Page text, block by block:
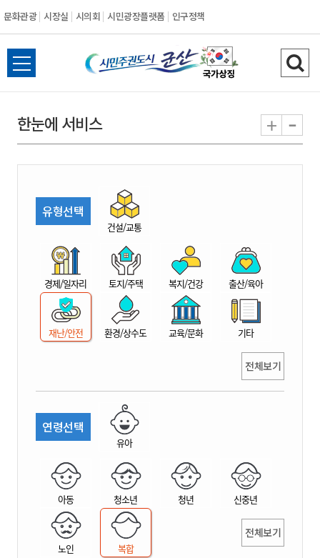
문화관광 시장실 시의회 시민광장플랫폼 인구정책
시
민
권
시
산
전
체
뉴
열
검
색
기
한눈에 서비스 + -
유형선택
건설/교통
경제/일자리 토지/주택 복지/건강 출산/육아
재난/안전 환경/상수도 교육/문화 기타
전체보기
연령선택
유아
아동 청소년 청년 신중년
노인 복합
전체보기